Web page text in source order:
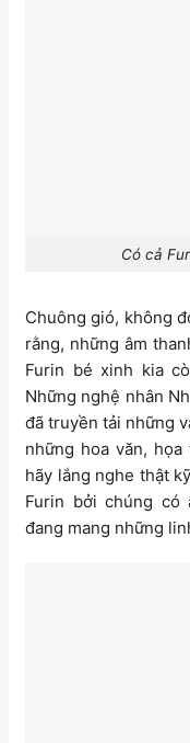
Có cả
Chuông gió, không
rằng, những âm
Furin bé xinh kia
Những nghệ nhân
đã truyền tải những
những hoa văn,
hãy lắng nghe thật
Furin bởi chúng có
đang mang những